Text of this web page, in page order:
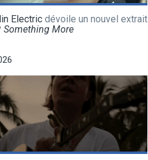
Electric dévoile un nouvel extrait
Something More